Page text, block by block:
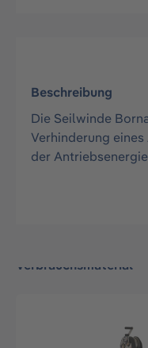
Beschreibung
Die Seilwinde
Verhinderung
der
Verbrauchsmaterial